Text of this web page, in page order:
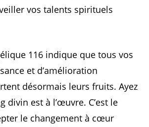
vos talents spirituels
116 indique que tous vos
et d’amélioration
désormais leurs fruits. Ayez
divin est à l’œuvre. C’est le
le changement à cœur